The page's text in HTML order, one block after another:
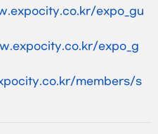
expo_gu
expo_g
members/s